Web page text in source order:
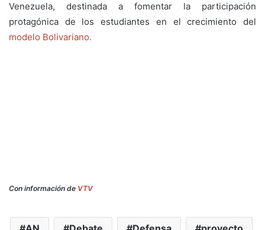
Venezuela, destinada a fomentar la participación
protagónica de los estudiantes en el crecimiento del
modelo Bolivariano.
Con información de VTV